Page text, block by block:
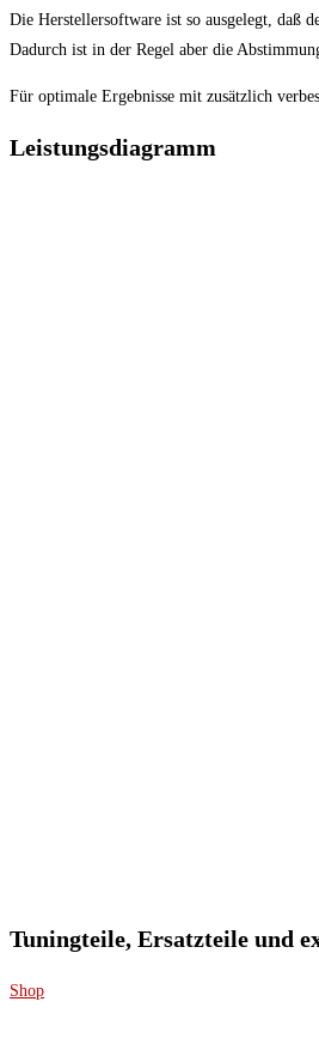
Die Herstellersoftware ist so ausgelegt, daß
Dadurch ist in der Regel aber die
Für optimale Ergebnisse mit zusätzlich
Leistungsdiagramm
Tuningteile, Ersatzteile und
Shop